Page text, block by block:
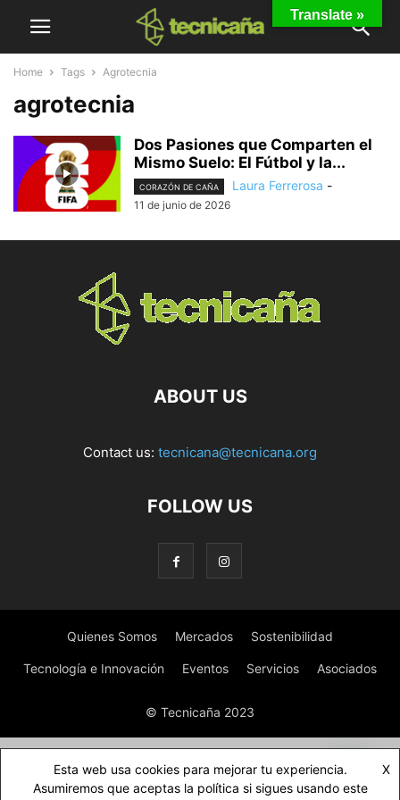
Home Tags Agrotecnia
agrotecnia
Dos Pasiones que Comparten el
Mismo Suelo: El Fútbol y la...
CORAZÓN DE CAÑA Laura Ferrerosa -
11 de junio de 2026
ABOUT US
Contact us: tecnicana@tecnicana.org
FOLLOW US
Quienes Somos Mercados Sostenibilidad
Tecnología e Innovación Eventos Servicios Asociados
© Tecnicaña 2023
Translate »
Esta web usa cookies para mejorar tu experiencia.
Asumiremos que aceptas la política si sigues usando este
X